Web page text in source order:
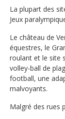
La plupart des
Jeux
Le château de
équestres, le
roulant et le site
volley-ball de
football, une
malvoyants.
Malgré des rues